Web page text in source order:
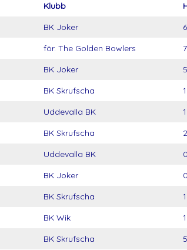
Klubb
BK Joker
6
för. The Golden Bowlers
7
BK Joker
5
BK Skrufscha
Uddevalla BK
BK Skrufscha
Uddevalla BK
0
BK Joker
0
BK Skrufscha
BK Wik
BK Skrufscha 5